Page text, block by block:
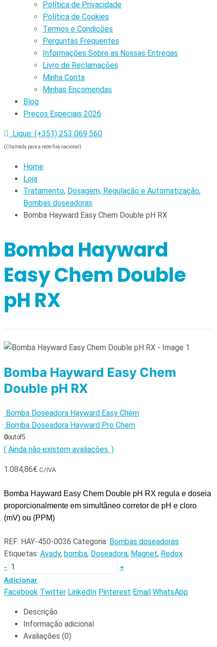
Política de Privacidade
Política de Cookies
Termos e Condições
Perguntas Frequentes
Informações Sobre as Nossas Entregas
Livro de Reclamações
Minha Conta
Minhas Encomendas
Blog
Preços Especiais 2026
Ligue: (+351) 253 069 560
(Chamada para a rede fixa nacional)
Home
Loja
Tratamento, Dosagem, Regulação e Automatização,
Bombas doseadoras
Bomba Hayward Easy Chem Double pH RX
Bomba Hayward
Easy Chem Double
pH RX
Bomba Hayward Easy Chem
Double pH RX
Bomba Doseadora Hayward Easy Chem
Bomba Doseadora Hayward Pro Chem
0out of 5
( Ainda não existem avaliações. )
1.084,86€ C/IVA
Bomba Hayward Easy Chem Double pH RX regula e doseia
proporcionalmente em simultâneo corretor de pH e cloro
(mV) ou (PPM)
REF: HAY-450-0036 Categoria: Bombas doseadoras
Etiquetas: Avady, bomba, Doseadora, Magnet, Redox
-
+
Adicionar
Facebook Twitter LinkedIn Pinterest Email WhatsApp
Descrição
Informação adicional
Avaliações (0)